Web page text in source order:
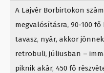
A Lajvér Borbirtokon
megvalósításra, 90-100
tavasz, nyár, akkor
retrobuli, júliusban –
piknik akár, 450 fő